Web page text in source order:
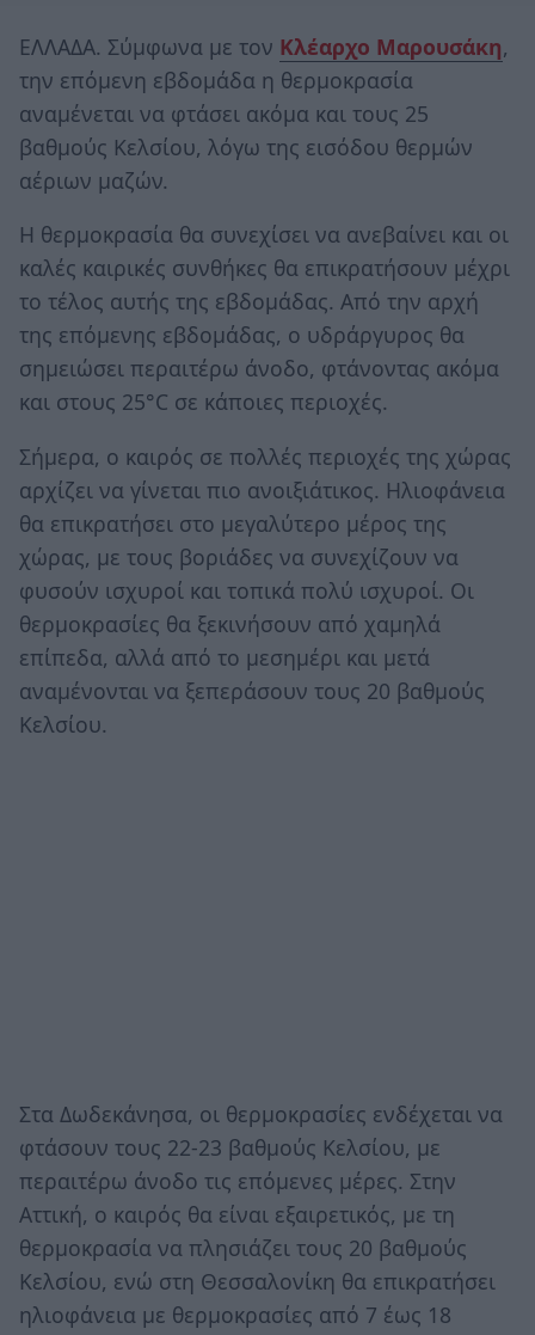
ΕΛΛΑΔΑ. Σύμφωνα με τον Κλέαρχο Μαρουσάκη,
την επόμενη εβδομάδα η θερμοκρασία
αναμένεται να φτάσει ακόμα και τους 25
βαθμούς Κελσίου, λόγω της εισόδου θερμών
αέριων μαζών.
Η θερμοκρασία θα συνεχίσει να ανεβαίνει και οι
καλές καιρικές συνθήκες θα επικρατήσουν μέχρι
το τέλος αυτής της εβδομάδας. Από την αρχή
της επόμενης εβδομάδας, ο υδράργυρος θα
σημειώσει περαιτέρω άνοδο, φτάνοντας ακόμα
και στους 25°C σε κάποιες περιοχές.
Σήμερα, ο καιρός σε πολλές περιοχές της χώρας
αρχίζει να γίνεται πιο ανοιξιάτικος. Ηλιοφάνεια
θα επικρατήσει στο μεγαλύτερο μέρος της
χώρας, με τους βοριάδες να συνεχίζουν να
φυσούν ισχυροί και τοπικά πολύ ισχυροί. Οι
θερμοκρασίες θα ξεκινήσουν από χαμηλά
επίπεδα, αλλά από το μεσημέρι και μετά
αναμένονται να ξεπεράσουν τους 20 βαθμούς
Κελσίου.
Στα Δωδεκάνησα, οι θερμοκρασίες ενδέχεται να
φτάσουν τους 22-23 βαθμούς Κελσίου, με
περαιτέρω άνοδο τις επόμενες μέρες. Στην
Αττική, ο καιρός θα είναι εξαιρετικός, με τη
θερμοκρασία να πλησιάζει τους 20 βαθμούς
Κελσίου, ενώ στη Θεσσαλονίκη θα επικρατήσει
ηλιοφάνεια με θερμοκρασίες από 7 έως 18